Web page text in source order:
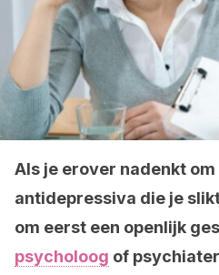
Als je erover nadenkt
antidepressiva die je
om eerst een openlijk
psycholoog of